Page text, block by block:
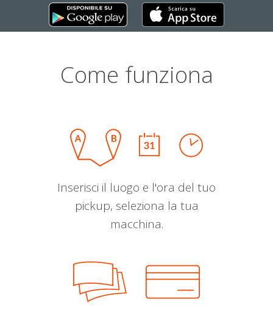
Come funziona
Inserisci il luogo e l'ora del tuo
pickup, seleziona la tua
macchina.